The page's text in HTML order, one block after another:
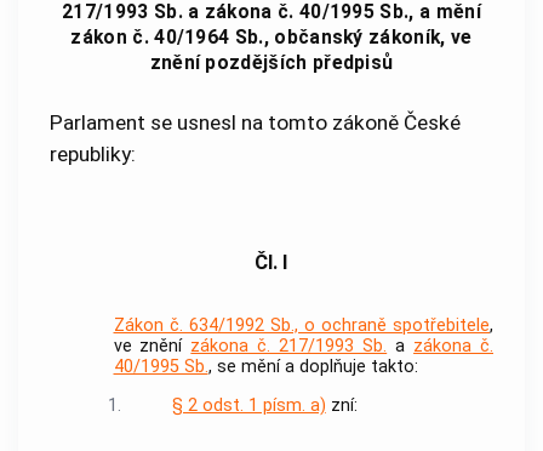
217/1993 Sb. a zákona č. 40/1995 Sb., a mění
zákon č. 40/1964 Sb., občanský zákoník, ve
znění pozdějších předpisů
Parlament se usnesl na tomto zákoně České
republiky:
Čl. I
Zákon č. 634/1992 Sb., o ochraně spotřebitele,
ve znění zákona č. 217/1993 Sb. a zákona č.
40/1995 Sb., se mění a doplňuje takto:
1.
§ 2 odst. 1 písm. a) zní: